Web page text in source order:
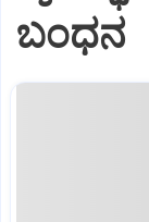
ಬಂಧನ